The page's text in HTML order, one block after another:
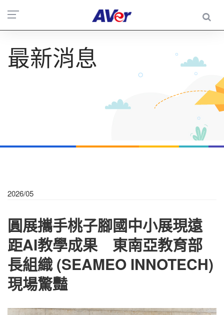
最新消息
2026/05
圓展攜手桃子腳國中小展現遠
距AI教學成果 東南亞教育部
長組織 (SEAMEO INNOTECH)
現場驚豔